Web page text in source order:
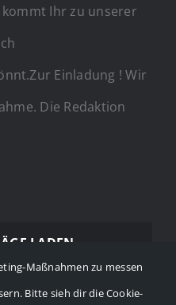
kommt Ihr zu unserer
Einladung ! Wir
Die Redaktion
LADEN
Maßnahmen zu messen
Bitte sieh dir die Cookie-